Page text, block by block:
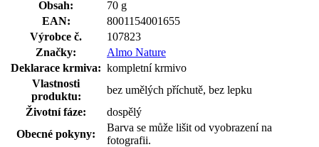
Obsah:
70 g
EAN:
8001154001655
Výrobce č.
107823
Značky:
Almo Nature
Deklarace krmiva: kompletní krmivo
Vlastnosti
produktu:
bez umělých příchutě, bez lepku
Životní fáze:
dospělý
Obecné pokyny:
Barva se může lišit od vyobrazení na
fotografii.